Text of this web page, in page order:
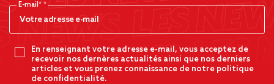
E-mail*
En renseignant votre adresse e-mail, vous acceptez de
recevoir nos dernères actualités ainsi que nos derniers
articles et vous prenez connaissance de notre politique
de confidentialité.